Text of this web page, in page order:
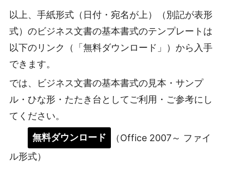
以上、手紙形式（日付・宛名が上）（別記が表形
式）のビジネス文書の基本書式のテンプレートは
以下のリンク（「無料ダウンロード」）から入手
できます。
では、ビジネス文書の基本書式の見本・サンプ
ル・ひな形・たたき台としてご利用・ご参考にし
てください。
無料ダウンロード
（Office 2007～ ファイ
ル形式）